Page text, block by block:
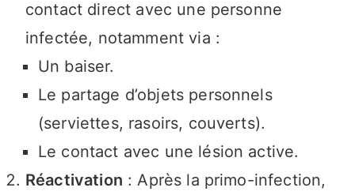
contact direct avec une personne
infectée, notamment via :
Un baiser.
Le partage d’objets personnels
(serviettes, rasoirs, couverts).
Le contact avec une lésion active.
Réactivation : Après la primo-infection,